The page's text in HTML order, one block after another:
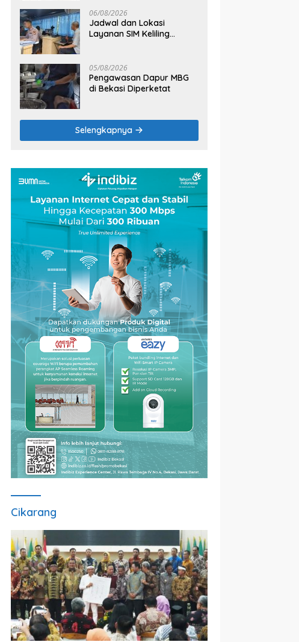
06/08/2026
Jadwal dan Lokasi
Layanan SIM Keliling
05/08/2026
Pengawasan Dapur MBG
di Bekasi Diperketat
Selengkapnya
Cikarang